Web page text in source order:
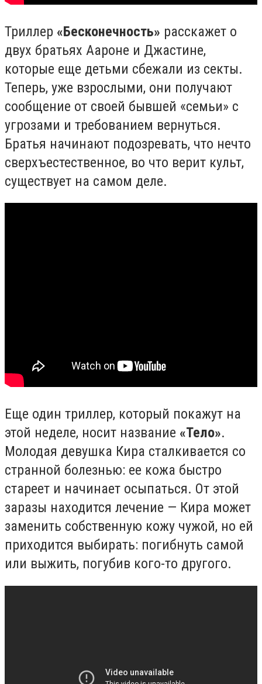
Триллер «Бесконечность» расскажет о
двух братьях Аароне и Джастине,
которые еще детьми сбежали из секты.
Теперь, уже взрослыми, они получают
сообщение от своей бывшей «семьи» с
угрозами и требованием вернуться.
Братья начинают подозревать, что нечто
сверхъестественное, во что верит культ,
существует на самом деле.
Еще один триллер, который покажут на
этой неделе, носит название «Тело».
Молодая девушка Кира сталкивается со
странной болезнью: ее кожа быстро
стареет и начинает осыпаться. От этой
заразы находится лечение — Кира может
заменить собственную кожу чужой, но ей
приходится выбирать: погибнуть самой
или выжить, погубив кого-то другого.